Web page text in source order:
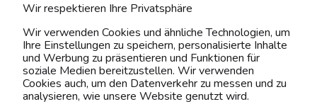
MEIN ACCOUNT
BELIEBTE KATEGORIEN
Wir respektieren Ihre Privatsphäre
Wir verwenden Cookies und ähnliche Technologien, um
Ihre Einstellungen zu speichern, personalisierte Inhalte
und Werbung zu präsentieren und Funktionen für
soziale Medien bereitzustellen. Wir verwenden
Cookies auch, um den Datenverkehr zu messen und zu
analysieren, wie unsere Website genutzt wird.